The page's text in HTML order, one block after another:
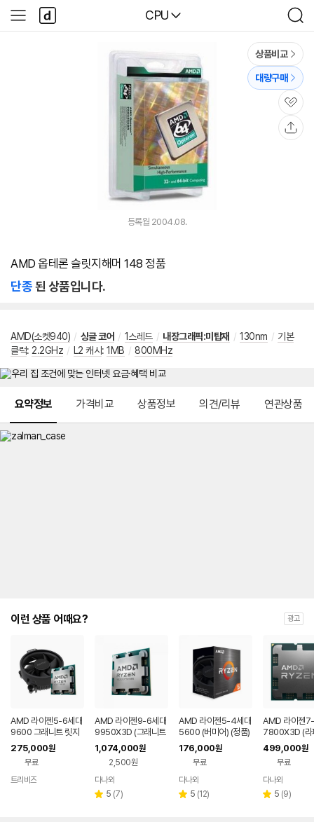
다나와
CPU
검
색
사
이
다
나
와
상품비교
대량구매
관
심
등록월 2004.08.
AMD 옵테론 슬릿지해머 148 정품
단종된 상품입니다.
AMD(소켓940) / 싱글 코어 / 1스레드 / 내장그래픽:미탑재 / 130nm / 기본
클럭: 2.2GHz / L2 캐시: 1MB / 800MHz
요약정보 가격비교 상품정보 의견/리뷰 연관상품
이런 상품 어때요? 광고
AMD 라이젠5-6세대
9600 그래니트 릿지
정품 (멀티팩)
275,000원
무료
트리비즈
AMD 라이젠9-6세대
9950X3D (그래니트
릿지) (멀티팩 정품)
1,074,000원
2,500원
페이
다나와
별 5 리
(7)
AMD 라이젠5-4세대
5600 (버미어) (정품)
176,000원
무료
페이
다나와
별 5 리
(12)
AMD 라이젠
7800X3D (라
(멀티팩(정품))
499,000원
무료
페이
다나와
별 5 리
(9)